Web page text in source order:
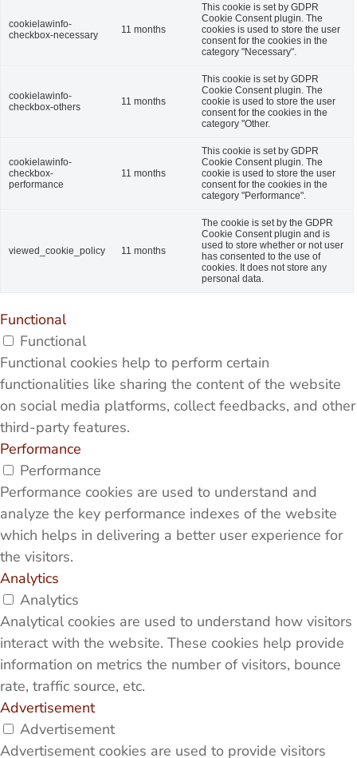
cookielawinfo-
checkbox-necessary
11 months
This cookie is set by GDPR
Cookie Consent plugin. The
cookies is used to store the user
consent for the cookies in the
category "Necessary".
cookielawinfo-
checkbox-others
11 months
This cookie is set by GDPR
Cookie Consent plugin. The
cookie is used to store the user
consent for the cookies in the
category "Other.
cookielawinfo-
checkbox-
performance
11 months
This cookie is set by GDPR
Cookie Consent plugin. The
cookie is used to store the user
consent for the cookies in the
category "Performance".
viewed_cookie_policy 11 months
The cookie is set by the GDPR
Cookie Consent plugin and is
used to store whether or not user
has consented to the use of
cookies. It does not store any
personal data.
Functional
Functional
Functional cookies help to perform certain
functionalities like sharing the content of the website
on social media platforms, collect feedbacks, and other
third-party features.
Performance
Performance
Performance cookies are used to understand and
analyze the key performance indexes of the website
which helps in delivering a better user experience for
the visitors.
Analytics
Analytics
Analytical cookies are used to understand how visitors
interact with the website. These cookies help provide
information on metrics the number of visitors, bounce
rate, traffic source, etc.
Advertisement
Advertisement
Advertisement cookies are used to provide visitors